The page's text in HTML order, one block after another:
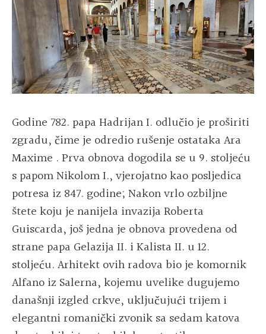
Godine 782. papa Hadrijan I. odlučio je proširiti
zgradu, čime je odredio rušenje ostataka Ara
Maxime . Prva obnova dogodila se u 9. stoljeću
s papom Nikolom I., vjerojatno kao posljedica
potresa iz 847. godine; Nakon vrlo ozbiljne
štete koju je nanijela invazija Roberta
Guiscarda, još jedna je obnova provedena od
strane papa Gelazija II. i Kalista II. u 12.
stoljeću. Arhitekt ovih radova bio je komornik
Alfano iz Salerna, kojemu uvelike dugujemo
današnji izgled crkve, uključujući trijem i
elegantni romanički zvonik sa sedam katova